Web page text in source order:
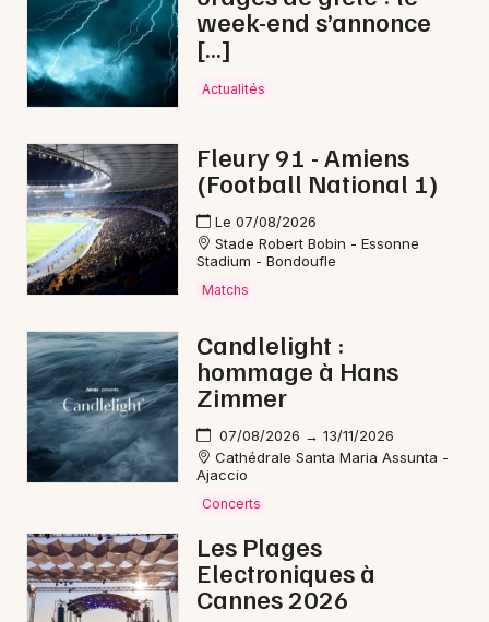
Newsletter des sorties
Artistes en tournée
Actualités
Magazine
Choisir mes départements
Mon email
Je m'abonne
week-end s’annonce
[…]
Actualités
Fleury 91 - Amiens
(Football National 1)
Le 07/08/2026
Stade Robert Bobin - Essonne
Stadium - Bondoufle
Matchs
Candlelight :
hommage à Hans
Zimmer
07/08/2026 → 13/11/2026
Cathédrale Santa Maria Assunta -
Ajaccio
Concerts
Les Plages
Electroniques à
Cannes 2026